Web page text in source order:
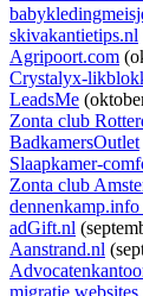
skivakantietips.nl
Agripoort.com
Crystalyx-
LeadsMe
Zonta club
BadkamersOutlet
Slaapkamer-
Zonta club
adGift.nl
Aanstrand.nl